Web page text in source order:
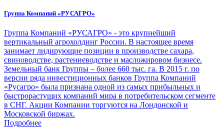
Группа Компаний «РУСАГРО»
Группа Компаний «РУСАГРО» - это крупнейший
вертикальный агрохолдинг России. В настоящее время
занимает лидирующие позиции в производстве сахара,
свиноводстве, растениеводстве и масложировом бизнесе.
Земельный банк Группы – более 660 тыс. га. В 2015 г. по
версии ряда инвестиционных банков Группа Компаний
«Русагро» была признана одной из самых прибыльных и
быстрорастущих компаний мира в потребительском сегменте
в СНГ. Акции Компании торгуются на Лондонской и
Московской биржах.
Подробнее